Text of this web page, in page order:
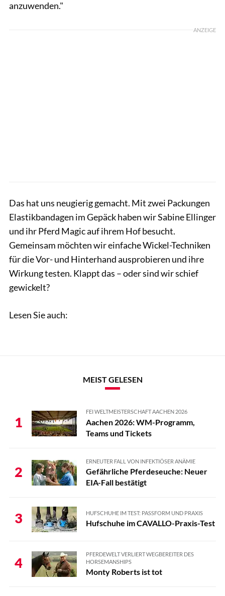
anzuwenden."
ANZEIGE
Das hat uns neugierig gemacht. Mit zwei Packungen
Elastikbandagen im Gepäck haben wir Sabine Ellinger
und ihr Pferd Magic auf ihrem Hof besucht.
Gemeinsam möchten wir einfache Wickel-Techniken
für die Vor- und Hinterhand ausprobieren und ihre
Wirkung testen. Klappt das – oder sind wir schief
gewickelt?
Lesen Sie auch:
MEIST GELESEN
1
FEI WELTMEISTERSCHAFT AACHEN 2026
Aachen 2026: WM-Programm,
Teams und Tickets
2
ERNEUTER FALL VON INFEKTIÖSER ANÄMIE
Gefährliche Pferdeseuche: Neuer
EIA-Fall bestätigt
3 HUFSCHUHE IM TEST: PASSFORM UND PRAXIS
Hufschuhe im CAVALLO-Praxis-Test
4
PFERDEWELT VERLIERT WEGBEREITER DES
HORSEMANSHIPS
Monty Roberts ist tot